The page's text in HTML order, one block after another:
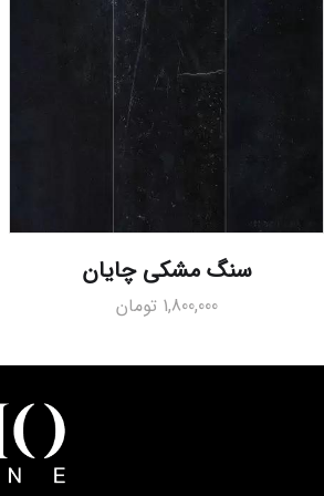
سنگ مشکی چایان
1,800,000 تومان